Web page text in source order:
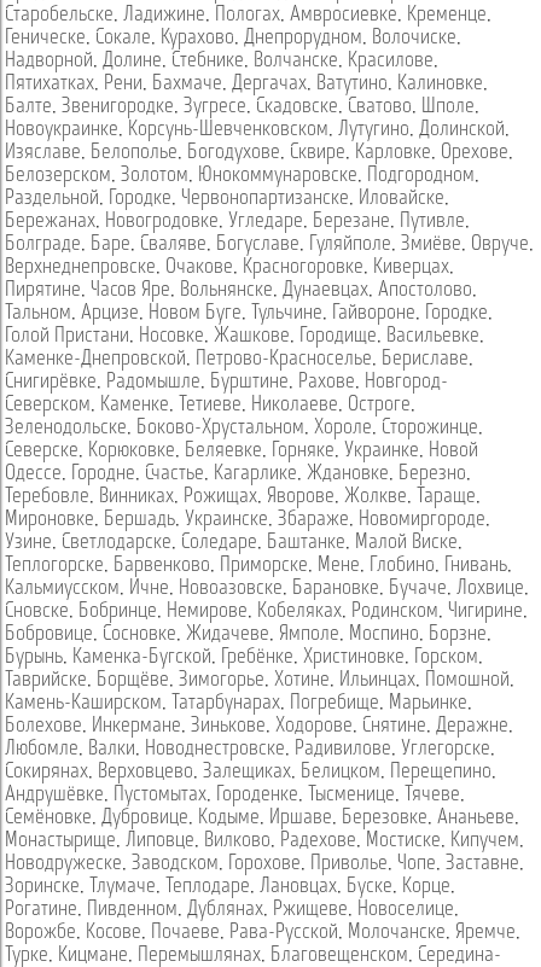
Старобельске, Ладижине, Пологах, Амвросиевке, Кременце,
Геническе, Сокале, Курахово, Днепрорудном, Волочиске,
Надворной, Долине, Стебнике, Волчанске, Красилове,
Пятихатках, Рени, Бахмаче, Дергачах, Ватутино, Калиновке,
Балте, Звенигородке, Зугресе, Скадовске, Сватово, Шполе,
Новоукраинке, Корсунь-Шевченковском, Лутугино, Долинской,
Изяславе, Белополье, Богодухове, Сквире, Карловке, Орехове,
Белозерском, Золотом, Юнокоммунаровске, Подгородном,
Раздельной, Городке, Червонопартизанске, Иловайске,
Бережанах, Новогродовке, Угледаре, Березане, Путивле,
Болграде, Баре, Сваляве, Богуславе, Гуляйполе, Змиёве, Овруче,
Верхнеднепровске, Очакове, Красногоровке, Киверцах,
Пирятине, Часов Яре, Вольнянске, Дунаевцах, Апостолово,
Тальном, Арцизе, Новом Буге, Тульчине, Гайвороне, Городке,
Голой Пристани, Носовке, Жашкове, Городище, Васильевке,
Каменке-Днепровской, Петрово-Красноселье, Бериславе,
Снигирёвке, Радомышле, Бурштине, Рахове, Новгород-
Северском, Каменке, Тетиеве, Николаеве, Остроге,
Зеленодольске, Боково-Хрустальном, Хороле, Сторожинце,
Северске, Корюковке, Беляевке, Горняке, Украинке, Новой
Одессе, Городне, Счастье, Кагарлике, Ждановке, Березно,
Теребовле, Винниках, Рожищах, Яворове, Жолкве, Тараще,
Мироновке, Бершадь, Украинске, Збараже, Новомиргороде,
Узине, Светлодарске, Соледаре, Баштанке, Малой Виске,
Теплогорске, Барвенково, Приморске, Мене, Глобино, Гнивань,
Кальмиусском, Ичне, Новоазовске, Барановке, Бучаче, Лохвице,
Сновске, Бобринце, Немирове, Кобеляках, Родинском, Чигирине,
Бобровице, Сосновке, Жидачеве, Ямполе, Моспино, Борзне,
Бурынь, Каменка-Бугской, Гребёнке, Христиновке, Горском,
Таврийске, Борщёве, Зимогорье, Хотине, Ильинцах, Помошной,
Камень-Каширском, Татарбунарах, Погребище, Марьинке,
Болехове, Инкермане, Зинькове, Ходорове, Снятине, Деражне,
Любомле, Валки, Новоднестровске, Радивилове, Углегорске,
Сокирянах, Верховцево, Залещиках, Белицком, Перещепино,
Андрушёвке, Пустомытах, Городенке, Тысменице, Тячеве,
Семёновке, Дубровице, Кодыме, Иршаве, Березовке, Ананьеве,
Монастырище, Липовце, Вилково, Радехове, Мостиске, Кипучем,
Новодружеске, Заводском, Горохове, Приволье, Чопе, Заставне,
Зоринске, Тлумаче, Теплодаре, Лановцах, Буске, Корце,
Рогатине, Пивденном, Дублянах, Ржищеве, Новоселице,
Ворожбе, Косове, Почаеве, Рава-Русской, Молочанске, Яремче,
Турке, Кицмане, Перемышлянах, Благовещенском, Середина-